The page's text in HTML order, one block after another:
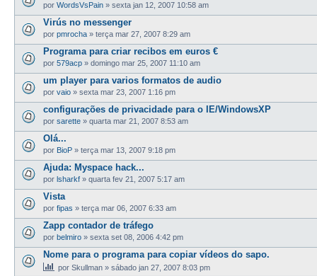
por WordsVsPain » sexta jan 12, 2007 10:58 am
Virús no messenger
por pmrocha » terça mar 27, 2007 8:29 am
Programa para criar recibos em euros €
por 579acp » domingo mar 25, 2007 11:10 am
um player para varios formatos de audio
por vaio » sexta mar 23, 2007 1:16 pm
configurações de privacidade para o IE/WindowsXP
por sarette » quarta mar 21, 2007 8:53 am
Olá...
por BioP » terça mar 13, 2007 9:18 pm
Ajuda: Myspace hack...
por lsharkf » quarta fev 21, 2007 5:17 am
Vista
por fipas » terça mar 06, 2007 6:33 am
Zapp contador de tráfego
por belmiro » sexta set 08, 2006 4:42 pm
Nome para o programa para copiar vídeos do sapo.
por Skullman » sábado jan 27, 2007 8:03 pm